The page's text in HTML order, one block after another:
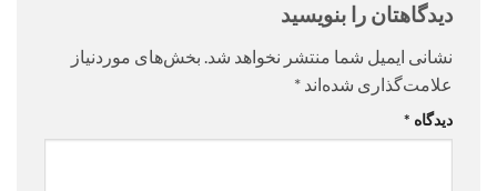
دیدگاهتان را بنویسید
نشانی ایمیل شما منتشر نخواهد شد. بخش‌های موردنیاز
علامت‌گذاری شده‌اند *
دیدگاه *